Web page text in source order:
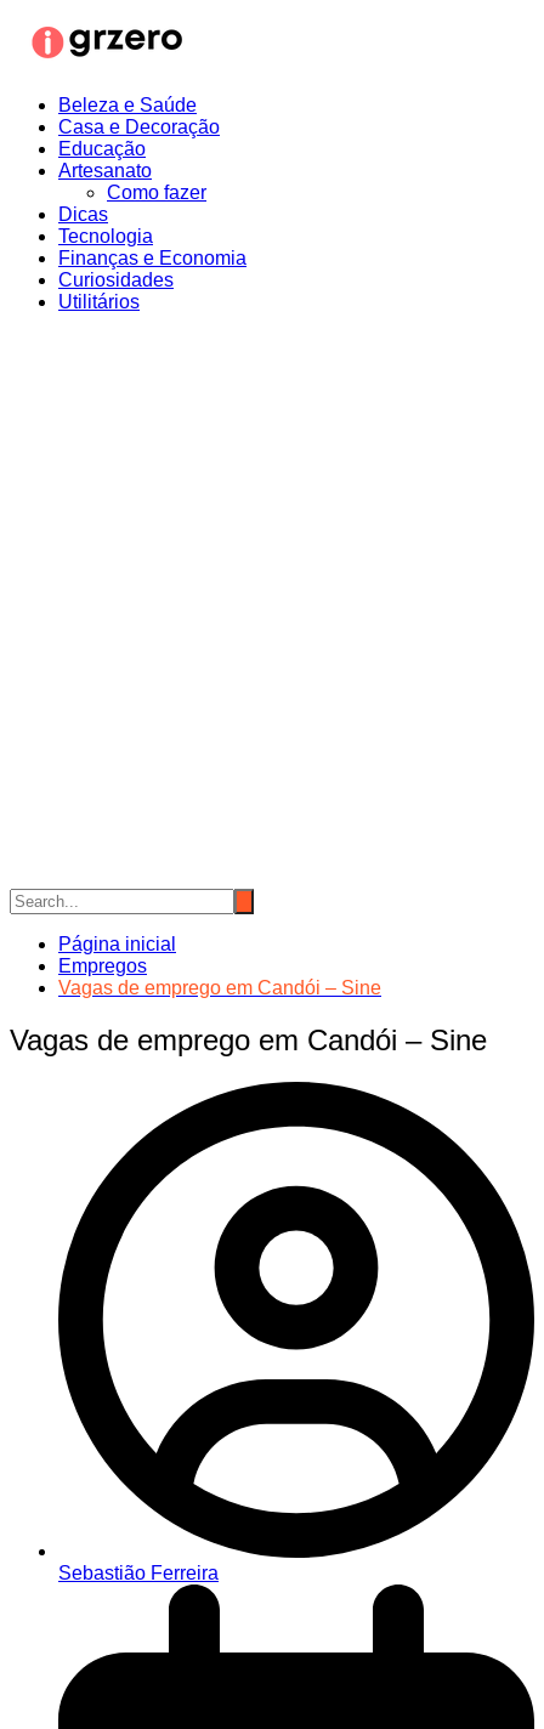
para
Beleza e Saúde
Casa e Decoração
Educação
Artesanato
Como fazer
Dicas
Tecnologia
Finanças e Economia
Curiosidades
Utilitários
Página inicial
Empregos
Vagas de emprego em Candói – Sine
Vagas de emprego em Candói – Sine
Sebastião Ferreira